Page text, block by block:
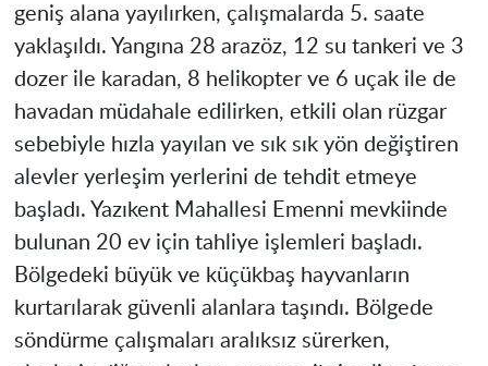
geniş alana yayılırken, çalışmalarda 5. saate
yaklaşıldı. Yangına 28 arazöz, 12 su tankeri ve 3
dozer ile karadan, 8 helikopter ve 6 uçak ile de
havadan müdahale edilirken, etkili olan rüzgar
sebebiyle hızla yayılan ve sık sık yön değiştiren
alevler yerleşim yerlerini de tehdit etmeye
başladı. Yazıkent Mahallesi Emenni mevkiinde
bulunan 20 ev için tahliye işlemleri başladı.
Bölgedeki büyük ve küçükbaş hayvanların
kurtarılarak güvenli alanlara taşındı. Bölgede
söndürme çalışmaları aralıksız sürerken,